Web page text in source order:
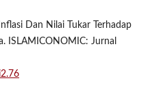
Dan Nilai Tukar Terhadap
ISLAMICONOMIC: Jurnal